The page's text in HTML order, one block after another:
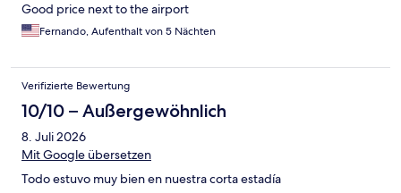
Good price next to the airport
Fernando, Aufenthalt von 5 Nächten
Verifizierte Bewertung
10/10 – Außergewöhnlich
8. Juli 2026
Mit Google übersetzen
Todo estuvo muy bien en nuestra corta estadía